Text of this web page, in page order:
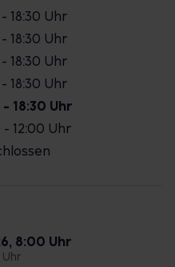
18:30 Uhr
18:30 Uhr
18:30 Uhr
18:30 Uhr
- 18:30 Uhr
- 12:00 Uhr
8:00 Uhr